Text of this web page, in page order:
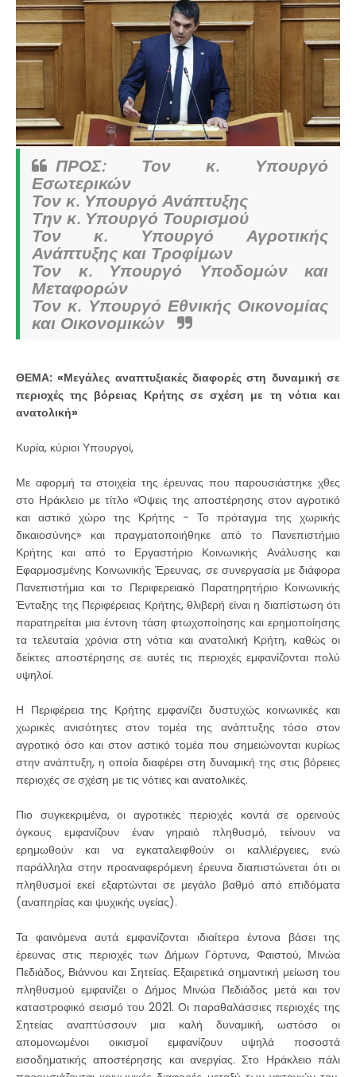
ΠΡΟΣ: Τον κ. Υπουργό
Εσωτερικών
Τον κ. Υπουργό Ανάπτυξης
Την κ. Υπουργό Τουρισμού
Τον κ. Υπουργό Αγροτικής
Ανάπτυξης και Τροφίμων
Τον κ. Υπουργό Υποδομών και
Μεταφορών
Τον κ. Υπουργό Εθνικής Οικονομίας
και Οικονομικών
ΘΕΜΑ: «Μεγάλες αναπτυξιακές διαφορές στη δυναμική σε
περιοχές της βόρειας Κρήτης σε σχέση με τη νότια και
ανατολική»
Κυρία, κύριοι Υπουργοί,
Με αφορμή τα στοιχεία της έρευνας που παρουσιάστηκε χθες
στο Ηράκλειο με τίτλο «Όψεις της αποστέρησης στον αγροτικό
και αστικό χώρο της Κρήτης - Το πρόταγμα της χωρικής
δικαιοσύνης» και πραγματοποιήθηκε από το Πανεπιστήμιο
Κρήτης και από το Εργαστήριο Κοινωνικής Ανάλυσης και
Εφαρμοσμένης Κοινωνικής Έρευνας, σε συνεργασία με διάφορα
Πανεπιστήμια και το Περιφερειακό Παρατηρητήριο Κοινωνικής
Ένταξης της Περιφέρειας Κρήτης, θλιβερή είναι η διαπίστωση ότι
παρατηρείται μια έντονη τάση φτωχοποίησης και ερημοποίησης
τα τελευταία χρόνια στη νότια και ανατολική Κρήτη, καθώς οι
δείκτες αποστέρησης σε αυτές τις περιοχές εμφανίζονται πολύ
υψηλοί.
Η Περιφέρεια της Κρήτης εμφανίζει δυστυχώς κοινωνικές και
χωρικές ανισότητες στον τομέα της ανάπτυξης τόσο στον
αγροτικό όσο και στον αστικό τομέα που σημειώνονται κυρίως
στην ανάπτυξη, η οποία διαφέρει στη δυναμική της στις βόρειες
περιοχές σε σχέση με τις νότιες και ανατολικές.
Πιο συγκεκριμένα, οι αγροτικές περιοχές κοντά σε ορεινούς
όγκους εμφανίζουν έναν γηραιό πληθυσμό, τείνουν να
ερημωθούν και να εγκαταλειφθούν οι καλλιέργειες, ενώ
παράλληλα στην προαναφερόμενη έρευνα διαπιστώνεται ότι οι
πληθυσμοί εκεί εξαρτώνται σε μεγάλο βαθμό από επιδόματα
(αναπηρίας και ψυχικής υγείας).
Τα φαινόμενα αυτά εμφανίζονται ιδιαίτερα έντονα βάσει της
έρευνας στις περιοχές των Δήμων Γόρτυνα, Φαιστού, Μινώα
Πεδιάδος, Βιάννου και Σητείας. Εξαιρετικά σημαντική μείωση του
πληθυσμού εμφανίζει ο Δήμος Μινώα Πεδιάδος μετά και τον
καταστροφικό σεισμό του 2021. Οι παραθαλάσσιες περιοχές της
Σητείας αναπτύσσουν μια καλή δυναμική, ωστόσο οι
απομονωμένοι οικισμοί εμφανίζουν υψηλά ποσοστά
εισοδηματικής αποστέρησης και ανεργίας. Στο Ηράκλειο πάλι